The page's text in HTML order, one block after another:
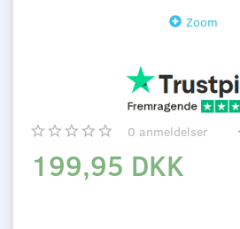
Zoom
0 anmeldelser
199,95 DKK